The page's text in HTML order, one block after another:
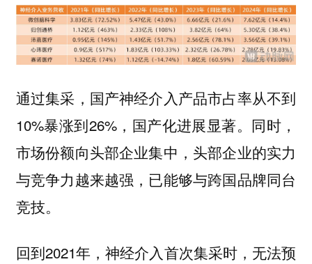
通过集采，国产神经介入产品市占率从不到
10%暴涨到26%，国产化进展显著。同时，
市场份额向头部企业集中，头部企业的实力
与竞争力越来越强，已能够与跨国品牌同台
竞技。
回到2021年，神经介入首次集采时，无法预